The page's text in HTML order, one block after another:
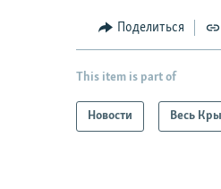
Поделиться
This item is part of
Новости Весь